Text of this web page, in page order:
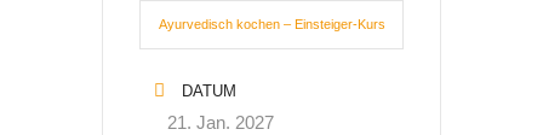
Ayurvedisch kochen – Einsteiger-Kurs
DATUM
21. Jan. 2027